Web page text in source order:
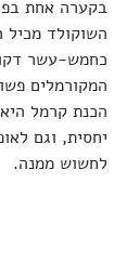
בקערה אחת
כחמש-עשר
המקורמלים
הכנת קרמל
יחסית, וגם
לחשוש ממנה.